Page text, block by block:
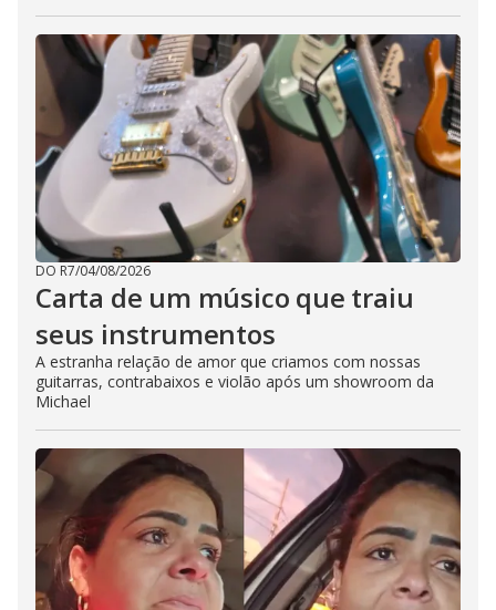
DO R7/04/08/2026
Carta de um músico que traiu
seus instrumentos
A estranha relação de amor que criamos com nossas
guitarras, contrabaixos e violão após um showroom da
Michael